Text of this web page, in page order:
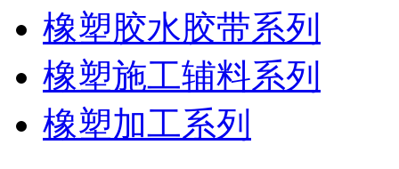
橡塑胶水胶带系列
橡塑施工辅料系列
橡塑加工系列